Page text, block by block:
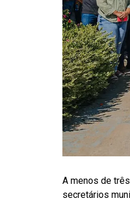
A menos de
secretários